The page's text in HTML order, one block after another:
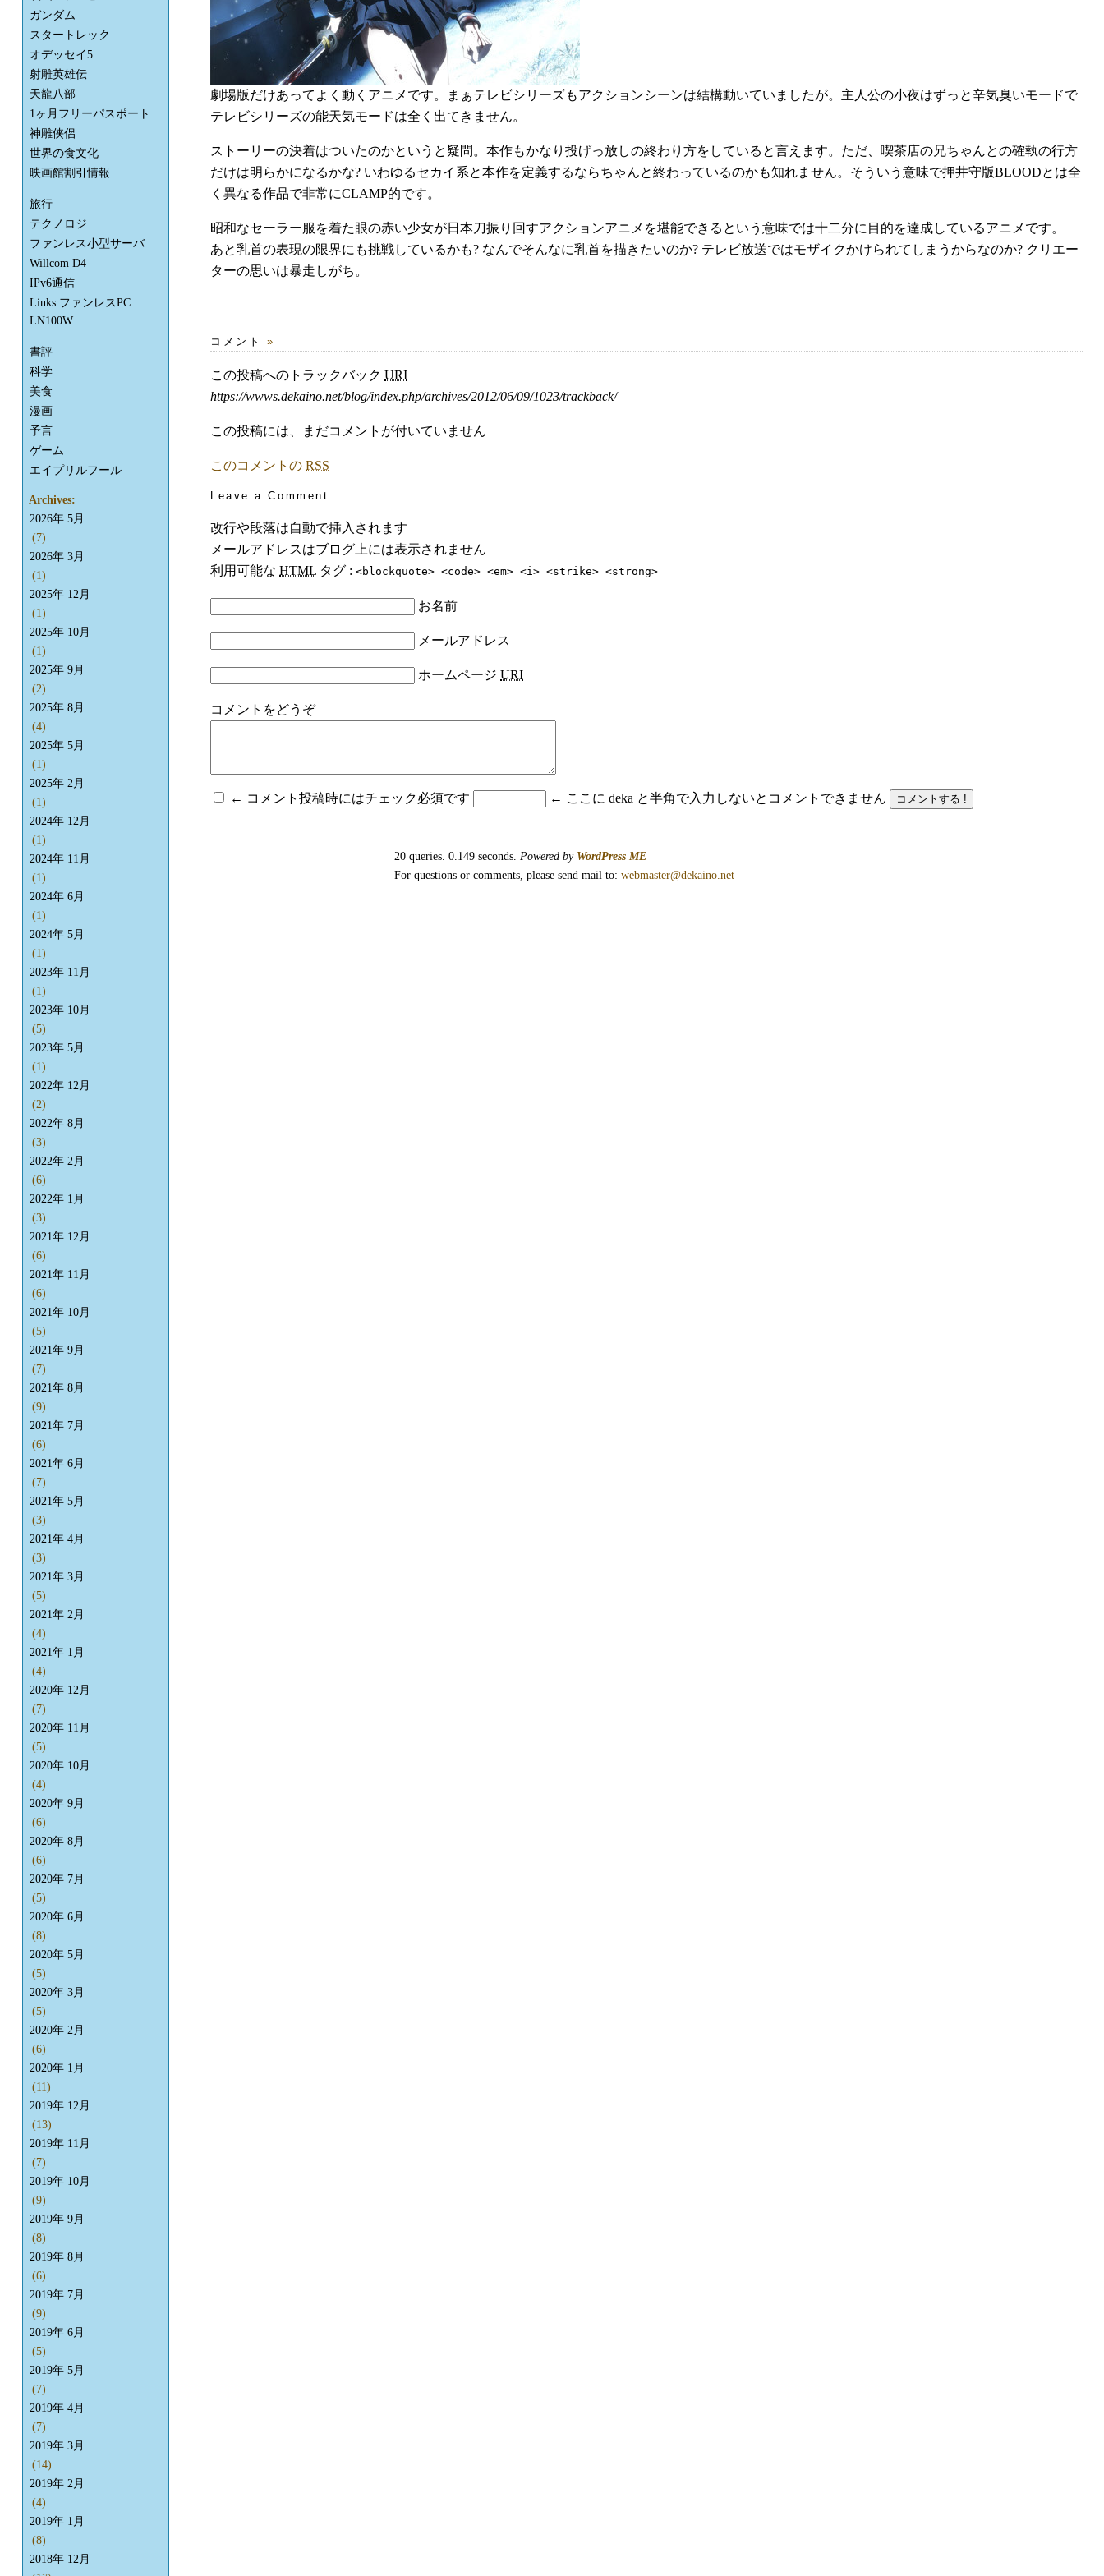
劇場版だけあってよく動くアニメです。まぁテレビシリーズもアクションシーンは結構動いていましたが。主人公の小夜はずっと辛気臭いモードで
テレビシリーズの能天気モードは全く出てきません。
ストーリーの決着はついたのかというと疑問。本作もかなり投げっ放しの終わり方をしていると言えます。ただ、喫茶店の兄ちゃんとの確執の行方
だけは明らかになるかな? いわゆるセカイ系と本作を定義するならちゃんと終わっているのかも知れません。そういう意味で押井守版BLOODとは全
く異なる作品で非常にCLAMP的です。
昭和なセーラー服を着た眼の赤い少女が日本刀振り回すアクションアニメを堪能できるという意味では十二分に目的を達成しているアニメです。
あと乳首の表現の限界にも挑戦しているかも? なんでそんなに乳首を描きたいのか? テレビ放送ではモザイクかけられてしまうからなのか? クリエー
ターの思いは暴走しがち。
コメント »
この投稿へのトラックバック URI
https://wwws.dekaino.net/blog/index.php/archives/2012/06/09/1023/trackback/
この投稿には、まだコメントが付いていません
このコメントの RSS
Leave a Comment
改行や段落は自動で挿入されます
メールアドレスはブログ上には表示されません
利用可能な HTML タグ : <blockquote> <code> <em> <i> <strike> <strong>
お名前
メールアドレス
ホームページ URI
コメントをどうぞ
← コメント投稿時にはチェック必須です ← ここに deka と半角で入力しないとコメントできません
ガンダム
スタートレック
オデッセイ5
射雕英雄伝
天龍八部
1ヶ月フリーパスポート
神雕侠侶
世界の食文化
映画館割引情報
旅行
テクノロジ
ファンレス小型サーバ
Willcom D4
IPv6通信
Links ファンレスPC
LN100W
書評
科学
美食
漫画
予言
ゲーム
エイプリルフール
Archives:
2026年 5月
(7)
2026年 3月
(1)
2025年 12月
(1)
2025年 10月
(1)
2025年 9月
(2)
2025年 8月
(4)
2025年 5月
(1)
2025年 2月
(1)
2024年 12月
(1)
2024年 11月
(1)
2024年 6月
(1)
2024年 5月
(1)
2023年 11月
(1)
2023年 10月
(5)
2023年 5月
(1)
2022年 12月
(2)
2022年 8月
(3)
2022年 2月
(6)
2022年 1月
(3)
2021年 12月
(6)
2021年 11月
(6)
2021年 10月
(5)
2021年 9月
(7)
2021年 8月
(9)
2021年 7月
(6)
2021年 6月
(7)
2021年 5月
(3)
2021年 4月
(3)
2021年 3月
(5)
2021年 2月
(4)
2021年 1月
(4)
2020年 12月
(7)
2020年 11月
(5)
2020年 10月
(4)
2020年 9月
(6)
2020年 8月
(6)
2020年 7月
(5)
2020年 6月
(8)
2020年 5月
(5)
2020年 3月
(5)
2020年 2月
(6)
2020年 1月
(11)
2019年 12月
(13)
2019年 11月
(7)
2019年 10月
(9)
2019年 9月
(8)
2019年 8月
(6)
2019年 7月
(9)
2019年 6月
(5)
2019年 5月
(7)
2019年 4月
(7)
2019年 3月
(14)
2019年 2月
(4)
2019年 1月
(8)
2018年 12月
20 queries. 0.149 seconds. Powered by WordPress ME
For questions or comments, please send mail to: webmaster@dekaino.net